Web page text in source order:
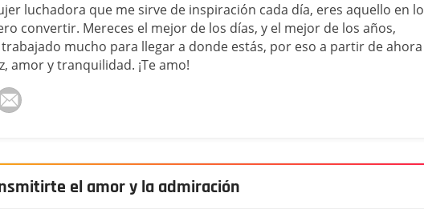
luchadora que me sirve de inspiración cada día, eres aquello en lo
convertir. Mereces el mejor de los días, y el mejor de los años,
mucho para llegar a donde estás, por eso a partir de ahora
amor y tranquilidad. ¡Te amo!
el amor y la admiración